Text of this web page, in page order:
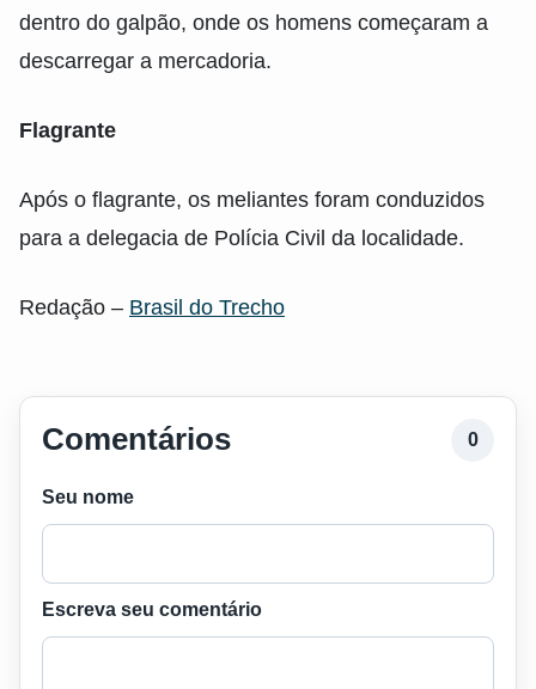
dentro do galpão, onde os homens começaram a
descarregar a mercadoria.
Flagrante
Após o flagrante, os meliantes foram conduzidos
para a delegacia de Polícia Civil da localidade.
Redação – Brasil do Trecho
Comentários 0
Seu nome
Escreva seu comentário